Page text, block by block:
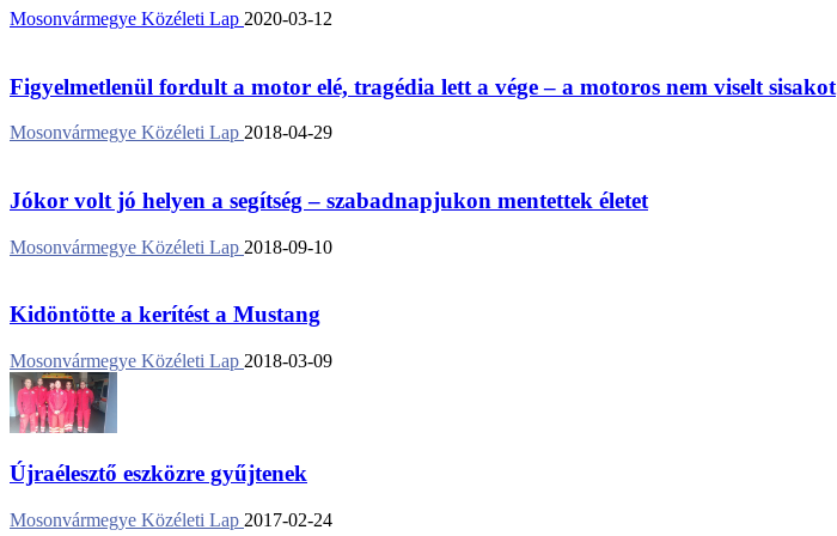
Mosonvármegye Közéleti Lap 2020-03-12
Figyelmetlenül fordult a motor elé, tragédia lett a vége – a motoros nem viselt sisakot
Mosonvármegye Közéleti Lap 2018-04-29
Jókor volt jó helyen a segítség – szabadnapjukon mentettek életet
Mosonvármegye Közéleti Lap 2018-09-10
Kidöntötte a kerítést a Mustang
Mosonvármegye Közéleti Lap 2018-03-09
Újraélesztő eszközre gyűjtenek
Mosonvármegye Közéleti Lap 2017-02-24